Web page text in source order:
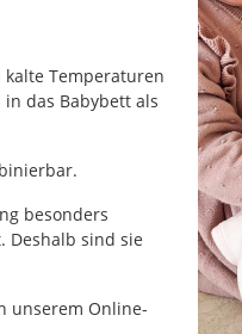
Temperaturen
das Babybett als
besonders
Deshalb sind sie
unserem Online-